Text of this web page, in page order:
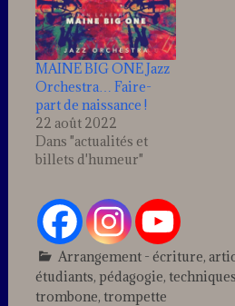
MAINE BIG ONE Jazz
Orchestra… Faire-
part de naissance !
22 août 2022
Dans "actualités et
billets d'humeur"
Arrangement - écriture,
étudiants, pédagogie,
trombone, trompette